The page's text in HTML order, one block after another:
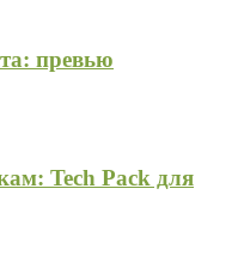
превью
Tech Pack для